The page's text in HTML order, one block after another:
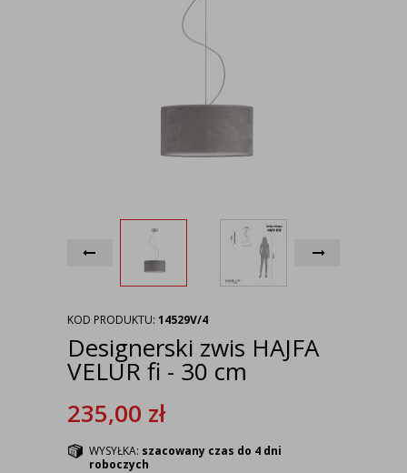
KOD PRODUKTU: 14529V/4
Designerski zwis HAJFA
VELUR fi - 30 cm
235,00 zł
WYSYŁKA: szacowany czas do 4 dni
roboczych